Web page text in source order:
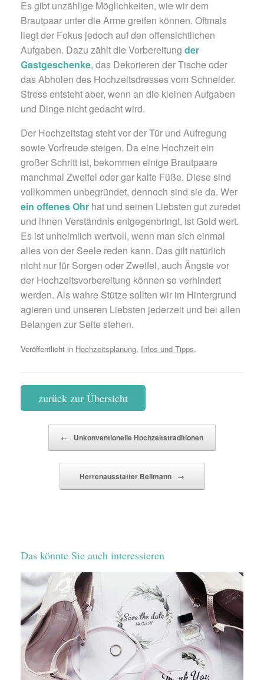
Es gibt unzählige Möglichkeiten, wie wir dem
Brautpaar unter die Arme greifen können. Oftmals
liegt der Fokus jedoch auf den offensichtlichen
Aufgaben. Dazu zählt die Vorbereitung der
Gastgeschenke, das Dekorieren der Tische oder
das Abholen des Hochzeitsdresses vom Schneider.
Stress entsteht aber, wenn an die kleinen Aufgaben
und Dinge nicht gedacht wird.
Der Hochzeitstag steht vor der Tür und Aufregung
sowie Vorfreude steigen. Da eine Hochzeit ein
großer Schritt ist, bekommen einige Brautpaare
manchmal Zweifel oder gar kalte Füße. Diese sind
vollkommen unbegründet, dennoch sind sie da. Wer
ein offenes Ohr hat und seinen Liebsten gut zuredet
und ihnen Verständnis entgegenbringt, ist Gold wert.
Es ist unheimlich wertvoll, wenn man sich einmal
alles von der Seele reden kann. Das gilt natürlich
nicht nur für Sorgen oder Zweifel, auch Ängste vor
der Hochzeitsvorbereitung können so verhindert
werden. Als wahre Stütze sollten wir im Hintergrund
agieren und unseren Liebsten jederzeit und bei allen
Belangen zur Seite stehen.
Veröffentlicht in Hochzeitsplanung, Infos und Tipps.
zurück zur Übersicht
← Unkonventionelle Hochzeitstraditionen
Herrenausstatter Bellmann →
Das könnte Sie auch interessieren